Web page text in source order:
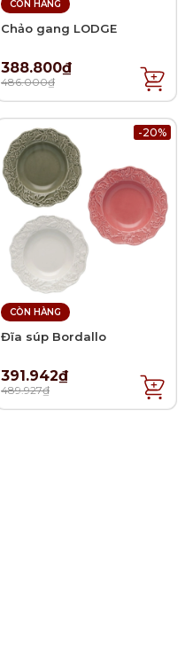
CÒN HÀNG
Chảo gang LODGE
388.800₫
486.000₫
-20%
CÒN HÀNG
Đĩa súp Bordallo
391.942₫
489.927₫